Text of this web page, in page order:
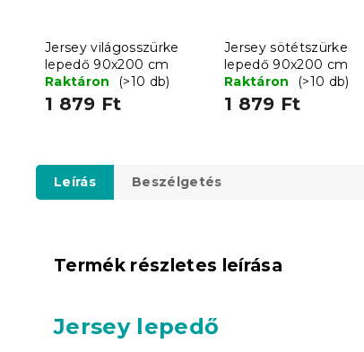
Jersey világosszürke
lepedő 90x200 cm
Raktáron
(>10 db)
1 879 Ft
Jersey sötétszürke
lepedő 90x200 cm
Raktáron
(>10 db)
1 879 Ft
Leírás Beszélgetés
Termék részletes leírása
Jersey lepedő